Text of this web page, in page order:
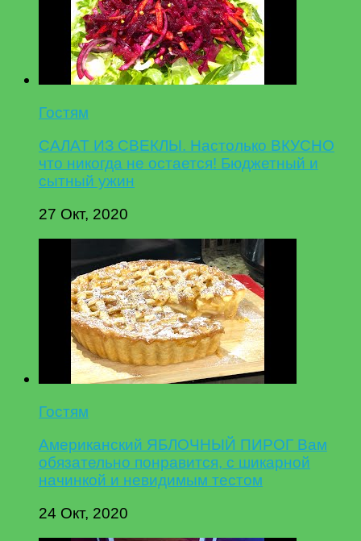
Гостям
САЛАТ ИЗ СВЕКЛЫ. Настолько ВКУСНО
что никогда не остается! Бюджетный и
сытный ужин
27 Окт, 2020
Гостям
Американский ЯБЛОЧНЫЙ ПИРОГ Вам
обязательно понравится, с шикарной
начинкой и невидимым тестом
24 Окт, 2020